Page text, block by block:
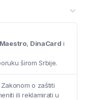
Maestro, DinaCard i
širom Srbije.
o zaštiti
ili reklamirati u